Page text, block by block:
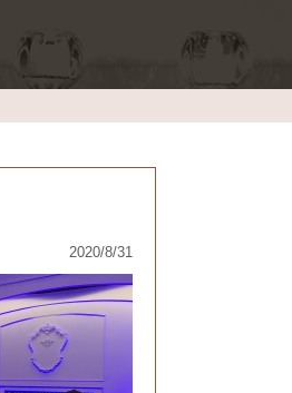
2020/8/31